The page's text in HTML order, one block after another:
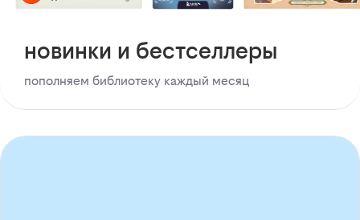
новинки и бестселлеры
пополняем библиотеку каждый месяц